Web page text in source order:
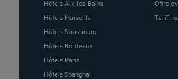
Hôtels Aix-les-Bains
Hôtels Marseille
Hôtels Strasbourg
Hôtels Bordeaux
Hôtels Paris
Hôtels Shanghai
Offre
Tarif